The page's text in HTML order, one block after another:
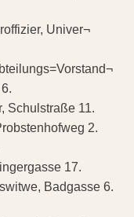
Univer¬
Schulstraße 11.
2.
17.
Badgasse 6.